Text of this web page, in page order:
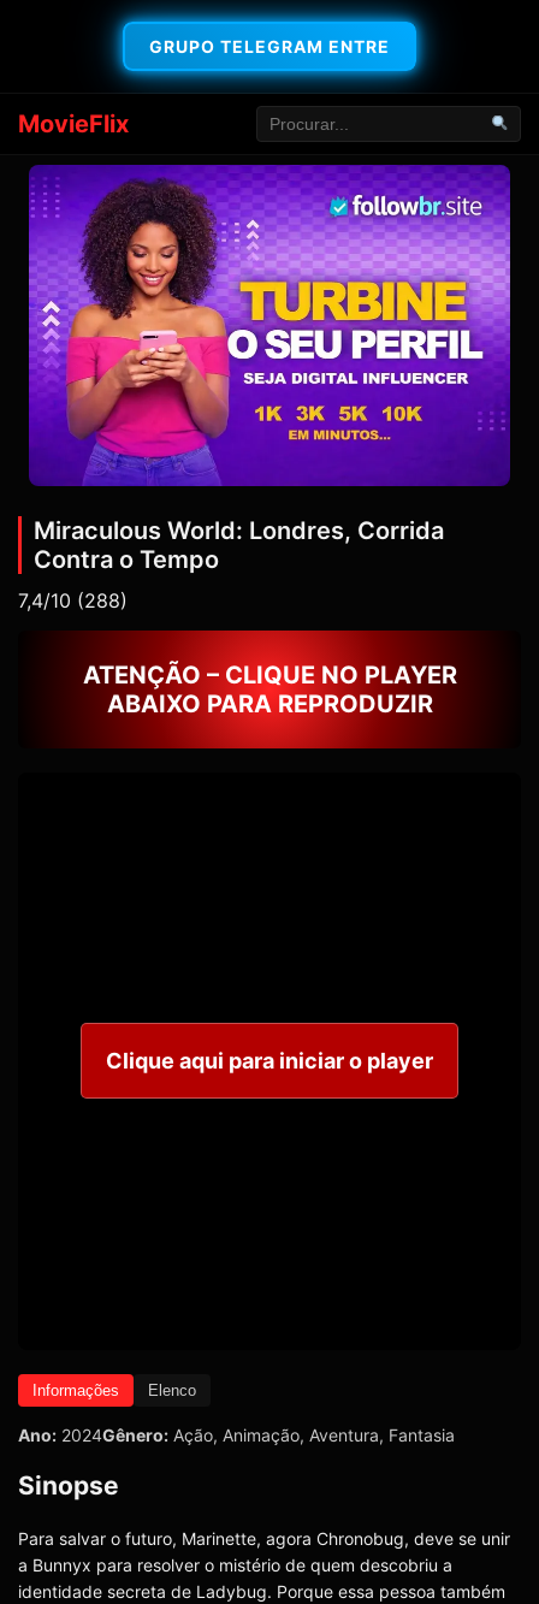
GRUPO TELEGRAM ENTRE
MovieFlix
Miraculous World: Londres, Corrida
Contra o Tempo
7,4/10 (288)
ATENÇÃO – CLIQUE NO PLAYER
ABAIXO PARA REPRODUZIR
Clique aqui para iniciar o player
Informações Elenco
Ano: 2024Gênero: Ação, Animação, Aventura, Fantasia
Sinopse
Para salvar o futuro, Marinette, agora Chronobug, deve se unir
a Bunnyx para resolver o mistério de quem descobriu a
identidade secreta de Ladybug. Porque essa pessoa também